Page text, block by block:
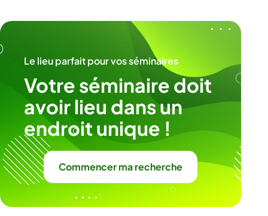
Le lieu parfait pour vos séminaires
Votre séminaire doit
avoir lieu dans un
endroit unique !
Commencer ma recherche